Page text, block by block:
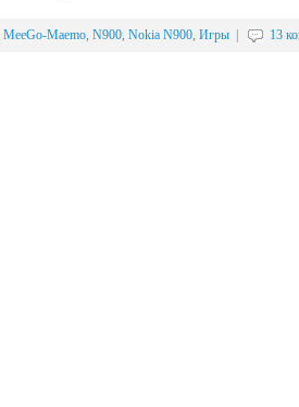
MeeGo-Maemo, N900, Nokia N900, Игры 13